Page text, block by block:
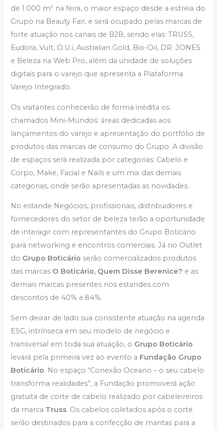
de 1.000 m² na feira, o maior espaço desde a estreia do
Grupo na Beauty Fair, e será ocupado pelas marcas de
forte atuação nos canais de B2B, sendo elas: TRUSS,
Eudora, Vult, O.U.i, Australian Gold, Bio-Oil, DR. JONES
e Beleza na Web Pro, além da unidade de soluções
digitais para o varejo que apresenta a Plataforma
Varejo Integrado.
Os visitantes conhecerão de forma inédita os
chamados Mini-Mundos: áreas dedicadas aos
lançamentos do varejo e apresentação do portfólio de
produtos das marcas de consumo do Grupo. A divisão
de espaços será realizada por categorias: Cabelo e
Corpo, Make, Facial e Nails e um mix das demais
categorias, onde serão apresentadas as novidades.
No estande Negócios, profissionais, distribuidores e
fornecedores do setor de beleza terão a oportunidade
de interagir com representantes do Grupo Boticário
para networking e encontros comerciais. Já no Outlet
do Grupo Boticário serão comercializados produtos
das marcas O Boticário, Quem Disse Berenice? e as
demais marcas presentes nos estandes com
descontos de 40% a 84%.
Sem deixar de lado sua consistente atuação na agenda
ESG, intrínseca em seu modelo de negócio e
transversal em toda sua atuação, o Grupo Boticário
levará pela primeira vez ao evento a Fundação Grupo
Boticário. No espaço “Conexão Oceano – o seu cabelo
transforma realidades”, a Fundação promoverá ação
gratuita de corte de cabelo realizado por cabeleireiros
da marca Truss. Os cabelos coletados após o corte
serão destinados para a confecção de mantas para a